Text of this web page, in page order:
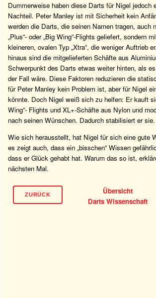
Dummerweise haben diese Darts für Nigel jedoch
Nachteil. Peter Manley ist mit Sicherheit kein
werden die Darts, die seinen Namen tragen, auch
„Plus“- oder „Big Wing“-Flights geliefert, sondern
kleineren, ovalen Typ „Xtra“, die weniger Auftrieb
hinaus sind die mitgelieferten Schäfte aus
Schwerpunkt des Darts etwas weiter hinten, als
der Fall wäre. Diese Faktoren reduzieren die
für Peter Manley kein Problem ist, aber für Nigel
könnte. Doch Nigel weiß sich zu helfen: Er kauft
Wing“- Flights und XL+-Schäfte aus Nylon und
nach seinen Wünschen. Dadurch stabilisiert er sie.
Wie sich herausstellt, hat Nigel für sich eine gute
es zeigt auch, dass ein „bisschen“ Wissen
dass er Glück gehabt hat. Warum das so ist,
nächsten Mal.
ZURÜCK
Übersicht
Darts Wissenschaft